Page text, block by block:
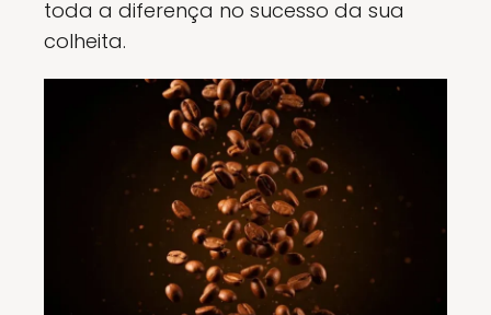
toda a diferença no sucesso da sua
colheita.